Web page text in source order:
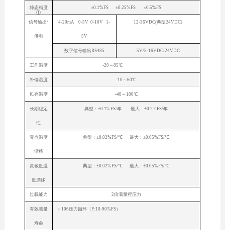
静态精度
①
±0.1%FS ±0.25%FS ±0.5%FS
信号输出/
供电
4-20mA 0-5V 0-10V 1-
5V
12-36VDC(典型24VDC)
数字信号输出RS485 5V/5-16VDC/24VDC
工作温度 -20～85℃
补偿温度 -10～60℃
贮存温度 -40～100℃
长期稳定
性
典型：±0.1%FS/年 最大：±0.2%FS/年
零点温度
漂移
典型：±0.02%FS/℃ 最大：±0.05%FS/℃
灵敏度温
度漂移
典型：±0.02%FS/℃ 最大：±0.05%FS/℃
过载能力 2倍满量程压力
有效测量
寿命
﹥106压力循环（P:10-90%FS）